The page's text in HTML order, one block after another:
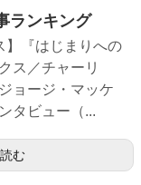
ランキング
】『はじまりへの
ス／チャーリ
ョージ・マッケ
タビュー（...
む